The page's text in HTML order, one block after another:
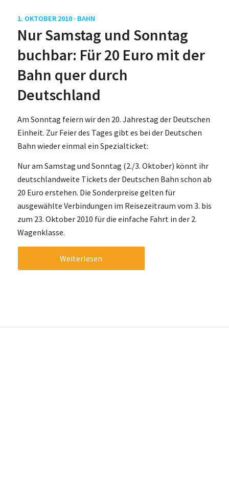
1. OKTOBER 2010 · BAHN
Nur Samstag und Sonntag
buchbar: Für 20 Euro mit der
Bahn quer durch
Deutschland
Am Sonntag feiern wir den 20. Jahrestag der Deutschen
Einheit. Zur Feier des Tages gibt es bei der Deutschen
Bahn wieder einmal ein Spezialticket:
Nur am Samstag und Sonntag (2./3. Oktober) könnt ihr
deutschlandweite Tickets der Deutschen Bahn schon ab
20 Euro erstehen. Die Sonderpreise gelten für
ausgewählte Verbindungen im Reisezeitraum vom 3. bis
zum 23. Oktober 2010 für die einfache Fahrt in der 2.
Wagenklasse.
Weiterlesen